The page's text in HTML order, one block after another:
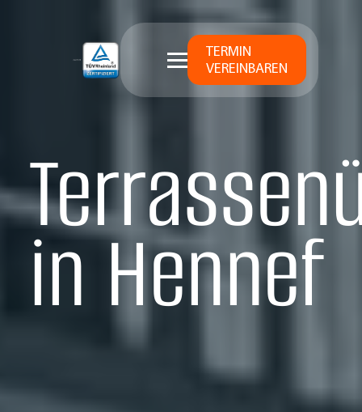
TERMIN
VEREINBAREN
in Hennef